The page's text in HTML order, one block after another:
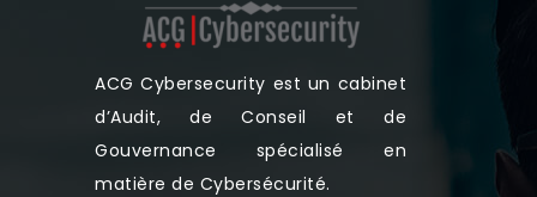
ACG Cybersecurity est un cabinet
d’Audit, de Conseil et de
Gouvernance spécialisé en
matière de Cybersécurité.